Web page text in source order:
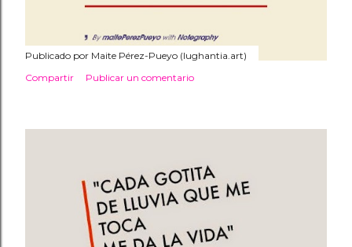
Publicado por Maite Pérez-Pueyo (lughantia.art)
Compartir
Publicar un comentario